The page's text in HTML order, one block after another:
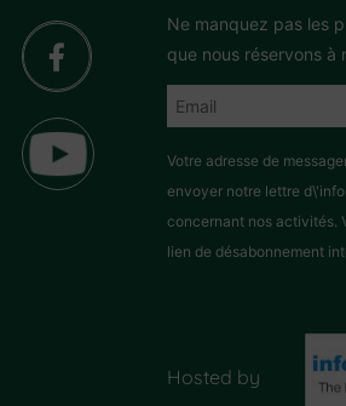
Ne manquez pas les
que nous réservons à
Votre adresse de
envoyer notre lettre
concernant nos activités.
lien de désabonnement
Hosted by